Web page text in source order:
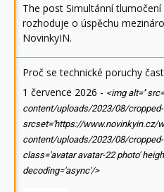
The post Simultánní
rozhoduje o úspěchu
NovinkyIN.
Proč se technické poruchy
1 července 2026 - <img alt=''
content/uploads/2023/08/cropped-
srcset='https://www.novinkyin.cz/
content/uploads/2023/08/
class='avatar avatar-22 photo'
decoding='async'/>